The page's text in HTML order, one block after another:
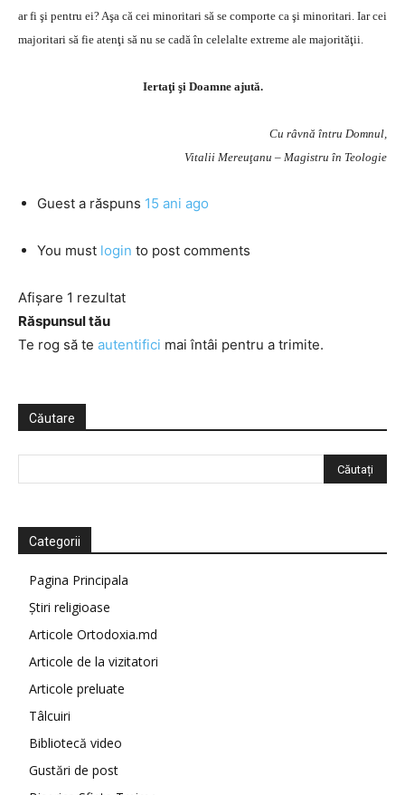
ar fi şi pentru ei? Aşa că cei minoritari să se comporte ca şi minoritari. Iar cei
majoritari să fie atenţi să nu se cadă în celelalte extreme ale majorităţii.
Iertaţi şi Doamne ajută.
Cu râvnă întru Domnul,
Vitalii Mereuţanu – Magistru în Teologie
Guest a răspuns 15 ani ago
You must login to post comments
Afișare 1 rezultat
Răspunsul tău
Te rog să te autentifici mai întâi pentru a trimite.
Căutare
Categorii
Pagina Principala
Știri religioase
Articole Ortodoxia.md
Articole de la vizitatori
Articole preluate
Tâlcuiri
Bibliotecă video
Gustări de post